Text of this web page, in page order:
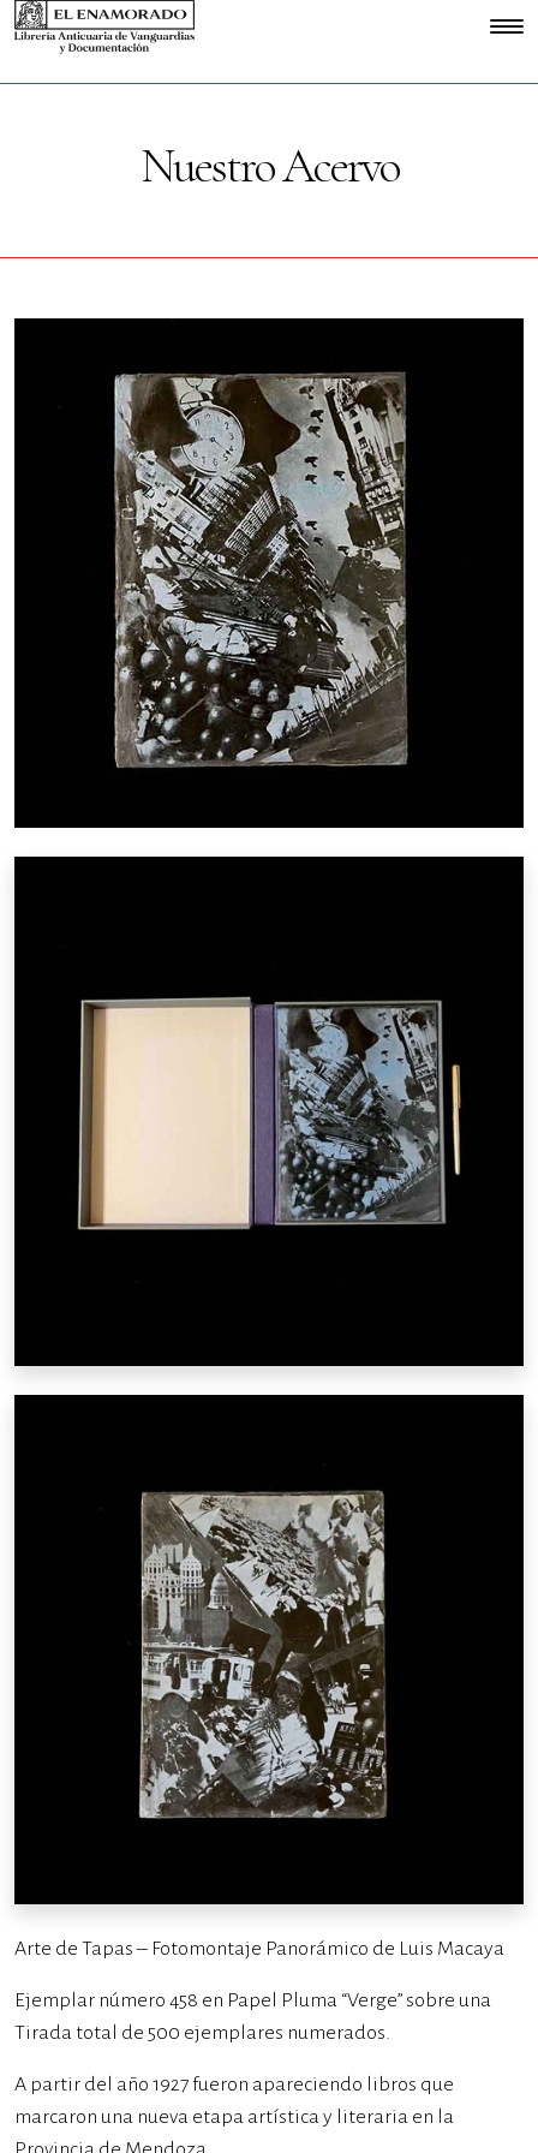
Nuestro Acervo
Arte de Tapas – Fotomontaje Panorámico de Luis Macaya
Ejemplar número 458 en Papel Pluma “Verge” sobre una
Tirada total de 500 ejemplares numerados.
A partir del año 1927 fueron apareciendo libros que
marcaron una nueva etapa artística y literaria en la